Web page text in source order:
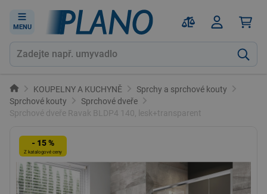
MENU
KOUPELNY A KUCHYNĚ
Sprchy a sprchové kouty
Sprchové kouty
Sprchové dveře
Sprchové dveře Ravak BLDP4 140, lesk+transparent
- 15 %
Z katalogové ceny